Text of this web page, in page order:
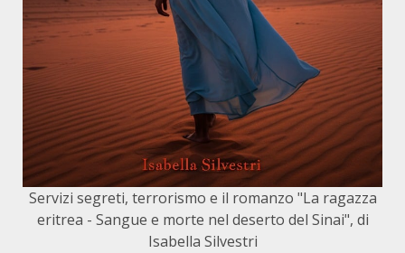
Servizi segreti, terrorismo e il romanzo "La ragazza
eritrea - Sangue e morte nel deserto del Sinai", di
Isabella Silvestri